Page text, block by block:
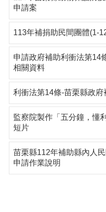
申請案
113年補捐助民間團體(1-
申請政府補助利衝法第14
相關資料
利衝法第14條-苗栗縣政府
監察院製作「五分鐘，懂
短片
苗栗縣112年補助縣內人
申請作業說明